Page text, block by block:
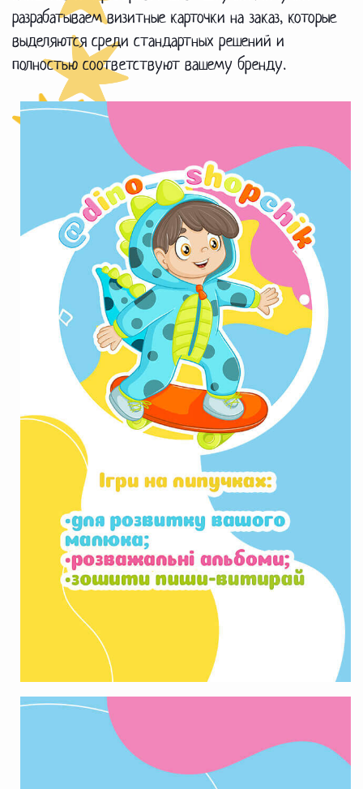
разрабатываем визитные карточки на заказ, которые
выделяются среди стандартных решений и
полностью соответствуют вашему бренду.